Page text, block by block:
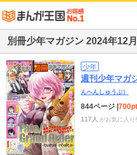
別冊少年マガジン 2024年12
少年
週刊少年マガ
んへんしゅうぶ）
844ページ 700pt
117人 がお気に入り